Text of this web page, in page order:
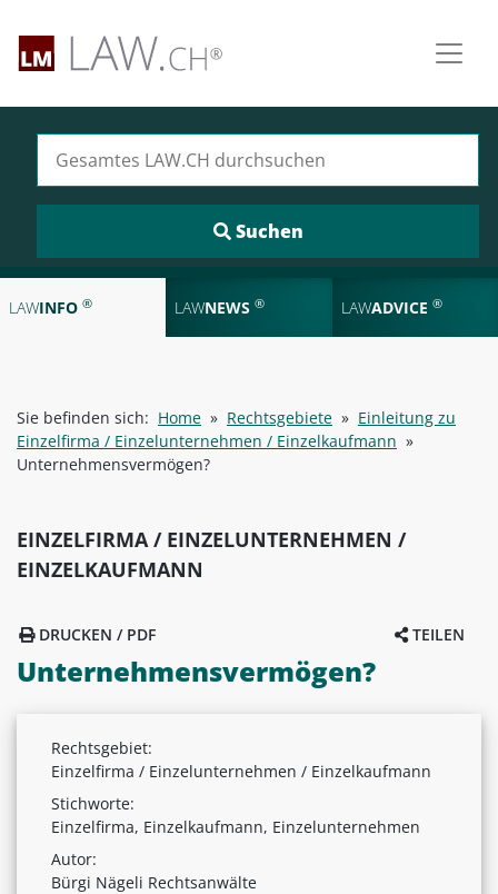
LAWINFO ® LAWNEWS ® LAWADVICE ®
Sie befinden sich: Home » Rechtsgebiete » Einleitung zu
Einzelfirma / Einzelunternehmen / Einzelkaufmann »
Unternehmensvermögen?
EINZELFIRMA / EINZELUNTERNEHMEN /
EINZELKAUFMANN
TEILEN
DRUCKEN / PDF
Unternehmensvermögen?
Rechtsgebiet:
Einzelfirma / Einzelunternehmen / Einzelkaufmann
Stichworte:
Einzelfirma, Einzelkaufmann, Einzelunternehmen
Autor:
Bürgi Nägeli Rechtsanwälte